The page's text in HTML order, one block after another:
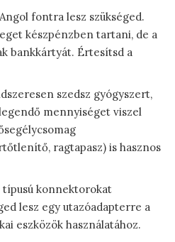
fontra lesz szükséged.
készpénzben tartani, de a
bankkártyát. Értesítsd a
szedsz gyógyszert,
mennyiséget viszel
ragtapasz) is hasznos
típusú konnektorokat
lesz egy utazóadapterre a
eszközök használatához.